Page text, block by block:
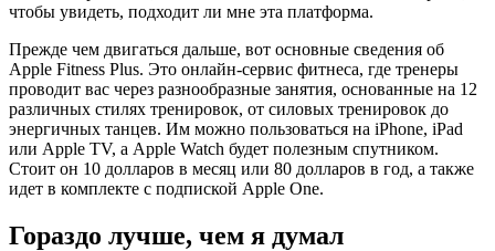
чтобы увидеть, подходит ли мне эта платформа.
Прежде чем двигаться дальше, вот основные сведения об
Apple Fitness Plus. Это онлайн-сервис фитнеса, где тренеры
проводит вас через разнообразные занятия, основанные на 12
различных стилях тренировок, от силовых тренировок до
энергичных танцев. Им можно пользоваться на iPhone, iPad
или Apple TV, а Apple Watch будет полезным спутником.
Стоит он 10 долларов в месяц или 80 долларов в год, а также
идет в комплекте с подпиской Apple One.
Гораздо лучше, чем я думал